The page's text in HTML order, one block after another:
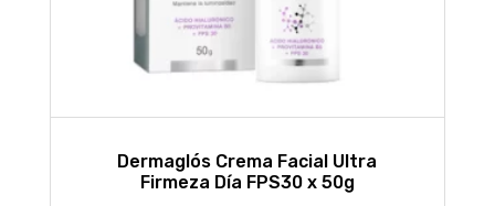
Dermaglós Crema Facial Ultra
Firmeza Día FPS30 x 50g